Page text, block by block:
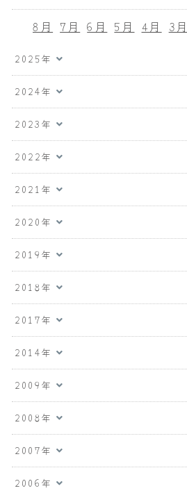
8月 7月 6月 5月 4月 3月
2025年
2024年
2023年
2022年
2021年
2020年
2019年
2018年
2017年
2014年
2009年
2008年
2007年
2006年